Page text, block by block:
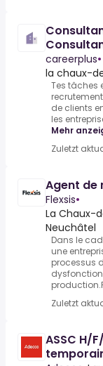
careerplus•
la chaux-
Tes tâches
de clients
les
Mehr
Zuletzt
Agent de
Flexsis•
La Chaux-
Neuchâtel
Dans le
une
processus
Zuletzt
ASSC H/